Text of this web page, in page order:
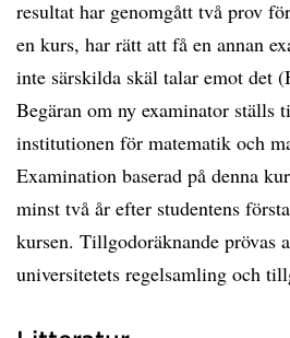
resultat har genomgått två prov
en kurs, har rätt att få en annan
inte särskilda skäl talar emot det
Begäran om ny examinator ställs
institutionen för matematik och
Examination baserad på denna
minst två år efter studentens
kursen. Tillgodoräknande
universitetets regelsamling och